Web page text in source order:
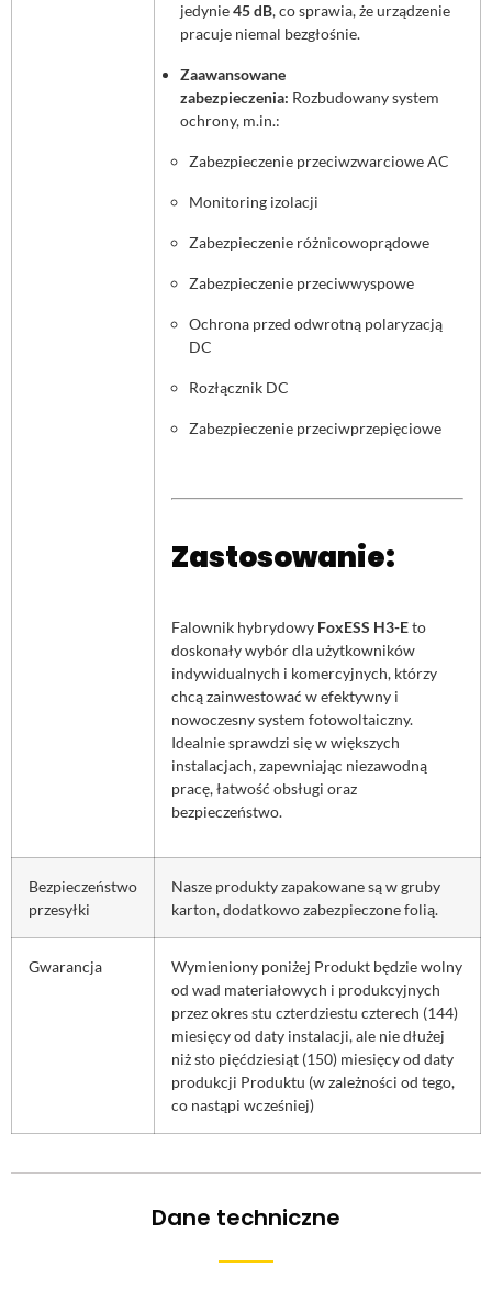
jedynie45 dB, co sprawia, że urządzenie
pracuje niemal bezgłośnie.
Zaawansowane
zabezpieczenia: Rozbudowany system
ochrony, m.in.:
Zabezpieczenie przeciwzwarciowe AC
Monitoring izolacji
Zabezpieczenie różnicowoprądowe
Zabezpieczenie przeciwwyspowe
Ochrona przed odwrotną polaryzacją
DC
Rozłącznik DC
Zabezpieczenie przeciwprzepięciowe
Zastosowanie:
Falownik hybrydowy FoxESS H3-Eto
doskonały wybór dla użytkowników
indywidualnych i komercyjnych, którzy
chcą zainwestować w efektywny i
nowoczesny system fotowoltaiczny.
Idealnie sprawdzi się w większych
instalacjach, zapewniając niezawodną
pracę, łatwość obsługi oraz
bezpieczeństwo.
Bezpieczeństwo
przesyłki
Nasze produkty zapakowane są w gruby
karton, dodatkowo zabezpieczone folią.
Gwarancja
Wymieniony poniżej Produkt będzie wolny
od wad materiałowych i produkcyjnych
przez okres stu czterdziestu czterech (144)
miesięcy od daty instalacji, ale nie dłużej
niż sto pięćdziesiąt (150) miesięcy od daty
produkcji Produktu (w zależności od tego,
co nastąpi wcześniej)
Dane techniczne